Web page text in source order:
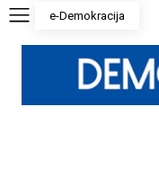
e-Demokracija